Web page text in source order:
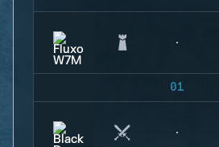
01